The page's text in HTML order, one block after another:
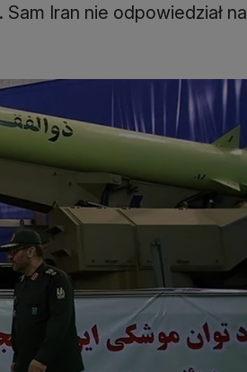
Iran nie odpowiedział na